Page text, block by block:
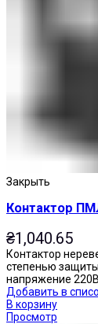
Закрыть
Контактор
₴1,040.65
Контактор
степенью
напряжение
Добавить в
В корзину
Просмотр